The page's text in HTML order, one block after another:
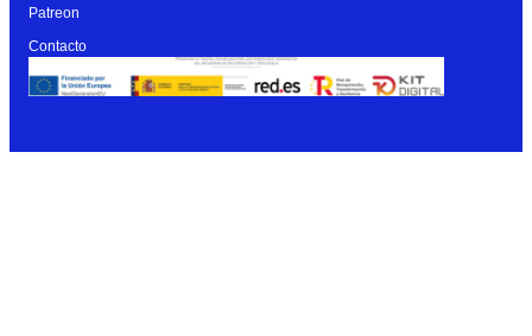
Patreon
Contacto